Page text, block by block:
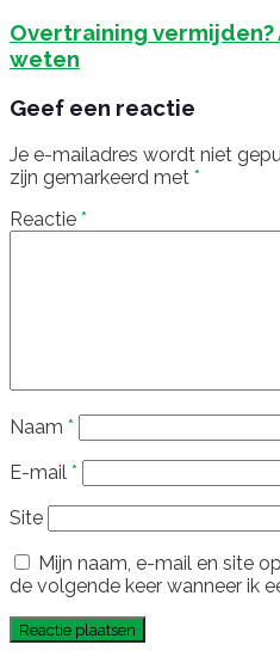
Overtraining
weten
Geef een reactie
Je e-mailadres wordt niet
zijn gemarkeerd met *
Reactie *
Naam *
E-mail *
Site
Mijn naam, e-mail en site
de volgende keer wanneer ik